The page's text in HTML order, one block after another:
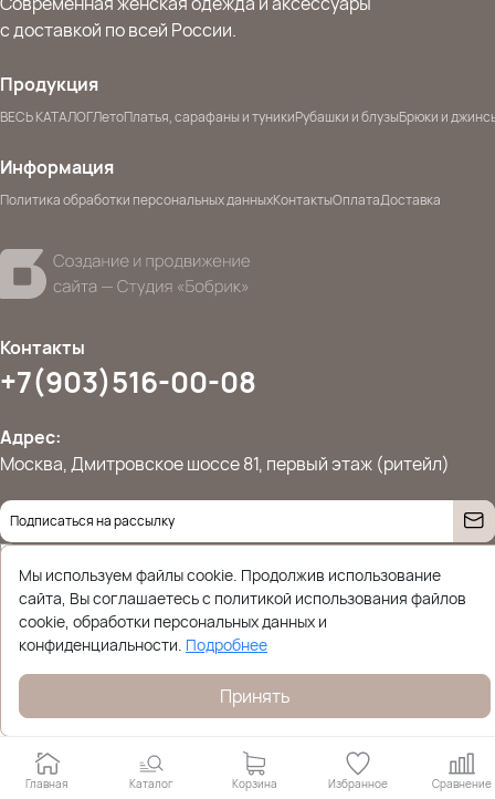
с доставкой по всей России.
Продукция
ВЕСЬ КАТАЛОГЛетоПлатья, сарафаны и туникиРубашки и блузыБрюки и
Информация
Политика обработки персональных данныхКонтактыОплатаДоставка
Контакты
+7(903)516-00-08
Адрес:
Москва, Дмитровское шоссе 81, первый этаж (ритейл)
Даю согласие наобработку персональных данных
© 2026 Ettoplus.ru — Все права защищены.
Политика конфиденциальности
Главная Каталог Корзина Избранное Сравнение
Мы используем файлы cookie. Продолжив использование
сайта, Вы соглашаетесь с политикой использования файлов
cookie, обработки персональных данных и
конфиденциальности. Подробнее
Принять